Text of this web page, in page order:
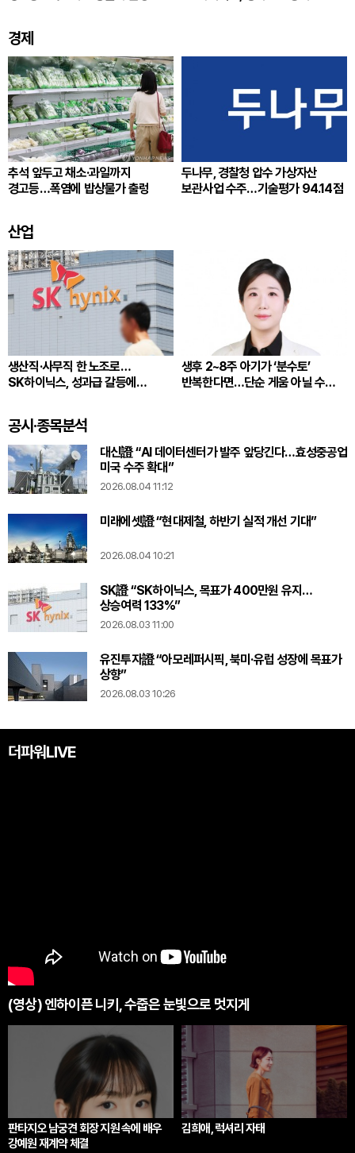
경제
추석 앞두고 채소·과일까지
경고등…폭염에 밥상물가 출렁
두나무, 경찰청 압수 가상자산
보관사업 수주…기술평가 94.14점
산업
생산직·사무직 한 노조로…
SK하이닉스, 성과급 갈등에
생후 2~8주 아기가 ‘분수토’
반복한다면…단순 게움 아닐 수
공시·종목분석
대신證 “AI 데이터센터가 발주 앞당긴다…효성중공업
미국 수주 확대”
2026.08.04 11:12
미래에셋證 “현대제철, 하반기 실적 개선 기대”
2026.08.04 10:21
SK證 “SK하이닉스, 목표가 400만원 유지…
상승여력 133%”
2026.08.03 11:00
유진투자證 “아모레퍼시픽, 북미·유럽 성장에 목표가
상향”
2026.08.03 10:26
더파워LIVE
(영상) 엔하이픈 니키, 수줍은 눈빛으로 멋지게
판타지오 남궁견 회장 지원 속에 배우
강예원 재계약 체결
김희애, 럭셔리 자태